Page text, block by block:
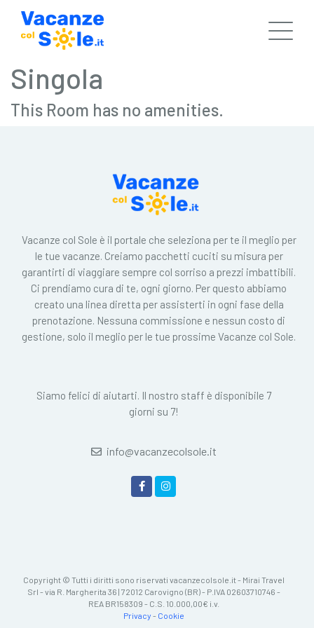
Singola
This Room has no amenities.
Vacanze col Sole è il portale che seleziona per te il meglio per
le tue vacanze. Creiamo pacchetti cuciti su misura per
garantirti di viaggiare sempre col sorriso a prezzi imbattibili.
Ci prendiamo cura di te, ogni giorno. Per questo abbiamo
creato una linea diretta per assisterti in ogni fase della
prenotazione. Nessuna commissione e nessun costo di
gestione, solo il meglio per le tue prossime Vacanze col Sole.
Siamo felici di aiutarti. Il nostro staff è disponibile 7
giorni su 7!
info@vacanzecolsole.it
Copyright © Tutti i diritti sono riservati vacanzecolsole.it - Mirai Travel
Srl - via R. Margherita 36 | 72012 Carovigno (BR) - P.IVA 02603710746 -
REA BR158309 - C.S. 10.000,00€ i.v.
Privacy - Cookie